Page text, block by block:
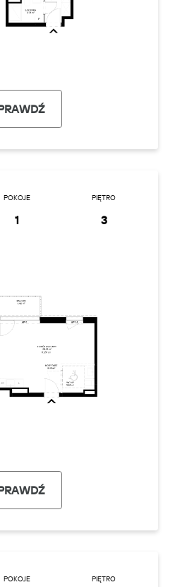
POKOJE
1
PIĘTRO
3
POKOJE PIĘTRO